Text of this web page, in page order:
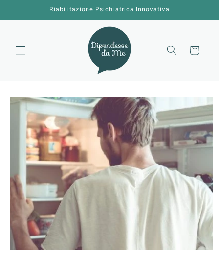
direttamente
ai contenuti
Riabilitazione Psichiatrica Innovativa
Carrello
Passa alle
informazioni
sul prodotto